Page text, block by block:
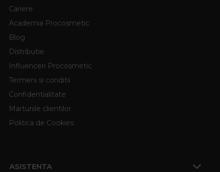
Cariere
Academia Procosmetic
Blog
Distributie
Influenceri Procosmetic
Termeni si conditii
Confidentialitate
Marturiile clientilor
Politica de Cookies
ASISTENTA